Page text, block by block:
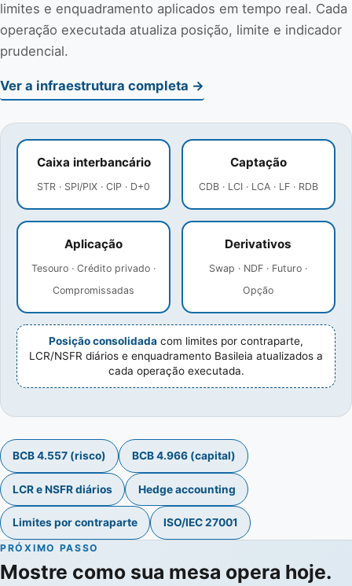
limites e enquadramento aplicados em tempo real. Cada
operação executada atualiza posição, limite e indicador
prudencial.
Ver a infraestrutura completa →
Caixa interbancário
STR · SPI/PIX · CIP · D+0
Captação
CDB · LCI · LCA · LF · RDB
Aplicação
Tesouro · Crédito privado ·
Compromissadas
Derivativos
Swap · NDF · Futuro ·
Opção
Posição consolidada com limites por contraparte,
LCR/NSFR diários e enquadramento Basileia atualizados a
cada operação executada.
BCB 4.557 (risco) BCB 4.966 (capital)
LCR e NSFR diários Hedge accounting
Limites por contraparte ISO/IEC 27001
PRÓXIMO PASSO
Mostre como sua mesa opera hoje.